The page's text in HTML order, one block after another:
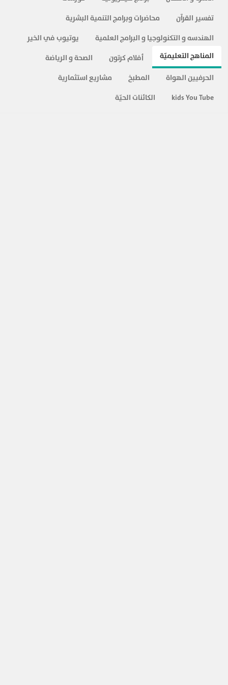
المزيد ...
تفسير القرآن
محاضرات وبرامج التنمية البشرية
الهندسه و التكنولوجيا و البرامج العلمية
يوتيوب في الخير
المناهج التعليميّة
أفلام كرتون
الصحة و الرياضة
الحرفيين الهواة
المطبخ
مشاريع استثمارية
kids You Tube
الكائنات الحيّة